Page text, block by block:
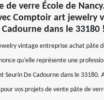
de verre École de
Comptoir art jewelry
dans le 33180 !
vintage entreprise achat pâte
qu’elle représente une
Seurin De Cadourne dans le 33180.
vos projets de vente pâte de